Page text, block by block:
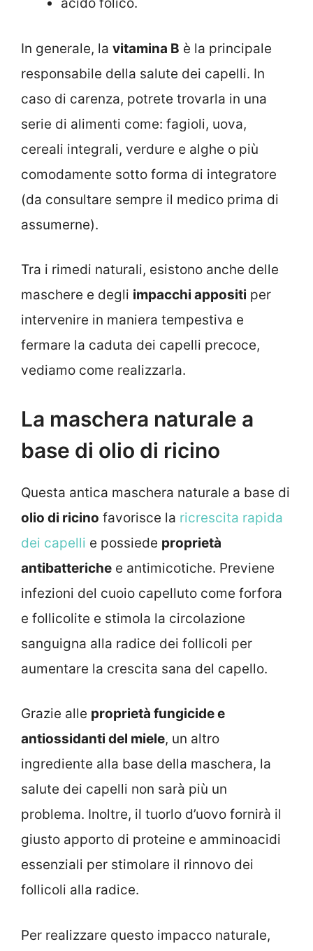
In generale, la vitamina B è la principale
responsabile della salute dei capelli. In
caso di carenza, potrete trovarla in una
serie di alimenti come: fagioli, uova,
cereali integrali, verdure e alghe o più
comodamente sotto forma di integratore
(da consultare sempre il medico prima di
assumerne).
Tra i rimedi naturali, esistono anche delle
maschere e degli impacchi appositi per
intervenire in maniera tempestiva e
fermare la caduta dei capelli precoce,
vediamo come realizzarla.
La maschera naturale a
base di olio di ricino
Questa antica maschera naturale a base di
olio di ricino favorisce la ricrescita rapida
dei capelli e possiede proprietà
antibatteriche e antimicotiche. Previene
infezioni del cuoio capelluto come forfora
e follicolite e stimola la circolazione
sanguigna alla radice dei follicoli per
aumentare la crescita sana del capello.
Grazie alle proprietà fungicide e
antiossidanti del miele, un altro
ingrediente alla base della maschera, la
salute dei capelli non sarà più un
problema. Inoltre, il tuorlo d’uovo fornirà il
giusto apporto di proteine e amminoacidi
essenziali per stimolare il rinnovo dei
follicoli alla radice.
Per realizzare questo impacco naturale,